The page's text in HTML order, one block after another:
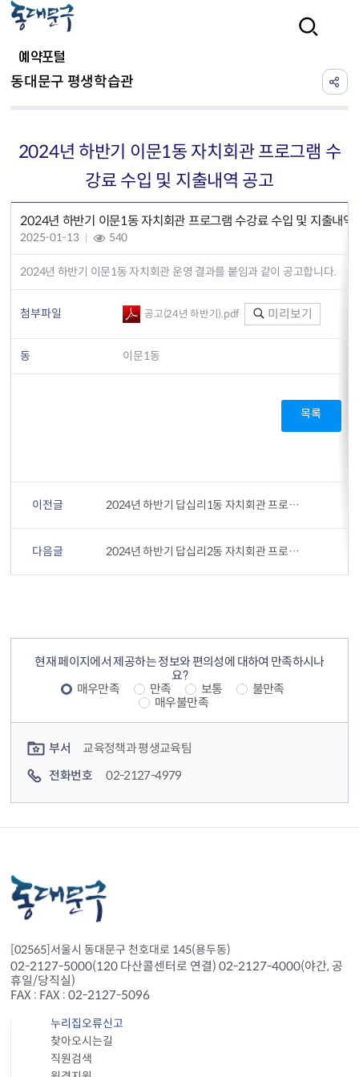
예약포털
동대문구 평생학습관
2024년 하반기 이문1동 자치회관 프로그램 수
강료 수입 및 지출내역 공고
2024년 하반기 이문1동 자치회관 프로그램 수강료 수입 및 지출내역
2025-01-13 540
2024년 하반기 이문1동 자치회관 운영 결과를 붙임과 같이 공고합니다.
첨부파일 공고(24년 하반기).pdf 미리보기
동 이문1동
목록
이전글 2024년 하반기 답십리1동 자치회관 프로그램 수강료 수입 및 지출내역 공고
다음글 2024년 하반기 답십리2동 자치회관 프로그램 수강료 수입 및 지출내역 공고
현재 페이지에서 제공하는 정보와 편의성에 대하여 만족하시나
요?
매우만족
만족 보통
불만족
매우불만족
부서
교육정책과 평생교육팀
전화번호
02-2127-4979
[02565]서울시 동대문구 천호대로 145(용두동)
02-2127-5000(120 다산콜센터로 연결) 02-2127-4000(야간, 공
휴일/당직실)
FAX : FAX : 02-2127-5096
누리집오류신고
찾아오시는길
직원검색